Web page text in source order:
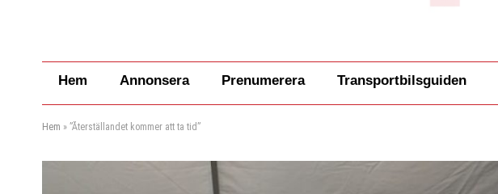
Hem Annonsera Prenumerera Transportbilsguiden
Hem » ”Återställandet kommer att ta tid”